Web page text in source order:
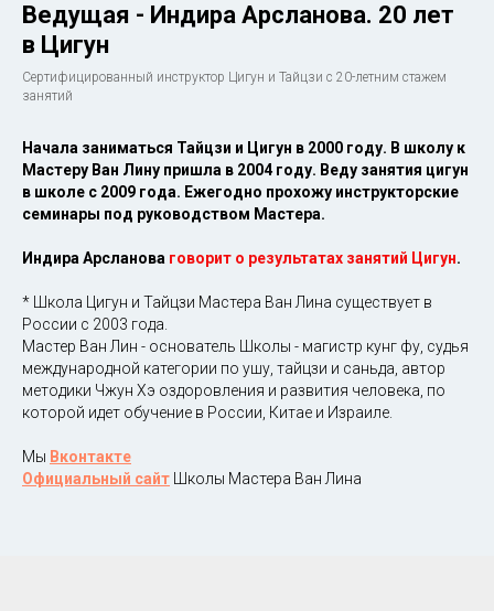
Ведущая - Индира Арсланова. 20 лет
в Цигун
Сертифицированный инструктор Цигун и Тайцзи с 20-летним стажем
занятий
Начала заниматься Тайцзи и Цигун в 2000 году. В школу к
Мастеру Ван Лину пришла в 2004 году. Веду занятия цигун
в школе с 2009 года. Ежегодно прохожу инструкторские
семинары под руководством Мастера.
Индира Арсланова говорит о результатах занятий Цигун.
* Школа Цигун и Тайцзи Мастера Ван Лина существует в
России с 2003 года.
Мастер Ван Лин - основатель Школы - магистр кунг фу, судья
международной категории по ушу, тайцзи и саньда, автор
методики Чжун Хэ оздоровления и развития человека, по
которой идет обучение в России, Китае и Израиле.
Мы Вконтакте
Официальный сайт Школы Мастера Ван Лина